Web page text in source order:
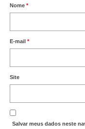
Nome *
E-mail *
Site
Salvar meus dados neste